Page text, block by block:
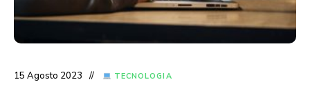
15 Agosto 2023 TECNOLOGIA